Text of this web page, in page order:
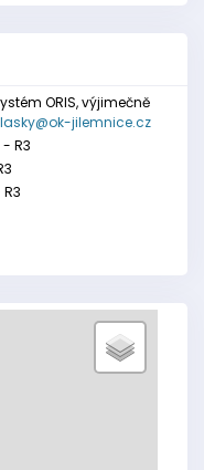
ORIS, výjimečně
jilemnice.cz
R3